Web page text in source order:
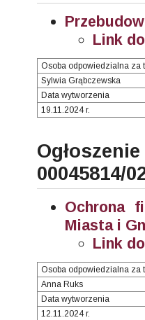
Link
Osoba odpowiedzialna za
Sylwia Grąbczewska
Data wytworzenia
19.11.2024 r.
00045814/
Ochrona
Miasta i
Link
Osoba odpowiedzialna za
Anna Ruks
Data wytworzenia
12.11.2024 r.